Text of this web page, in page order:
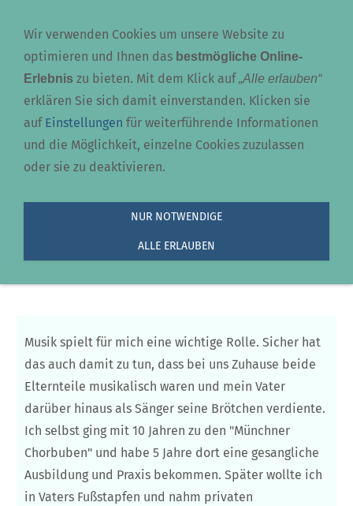
Musik
Sie sind hier:Willkommen bei Bodo Hesse»
Musik spielt für mich eine wichtige Rolle. Sicher hat
das auch damit zu tun, dass bei uns Zuhause beide
Elternteile musikalisch waren und mein Vater
darüber hinaus als Sänger seine Brötchen verdiente.
Ich selbst ging mit 10 Jahren zu den "Münchner
Chorbuben" und habe 5 Jahre dort eine gesangliche
Ausbildung und Praxis bekommen. Später wollte ich
in Vaters Fußstapfen und nahm privaten
Wir verwenden Cookies um unsere Website zu
optimieren und Ihnen das bestmögliche Online-
Erlebnis zu bieten. Mit dem Klick auf„Alle erlauben“
erklären Sie sich damit einverstanden. Klicken sie
auf Einstellungen für weiterführende Informationen
und die Möglichkeit, einzelne Cookies zuzulassen
oder sie zu deaktivieren.
NUR NOTWENDIGE
ALLE ERLAUBEN